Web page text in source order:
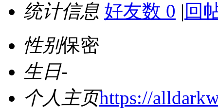
统计信息 好友数 0 | 回
性别保密
生日-
个人主页https://